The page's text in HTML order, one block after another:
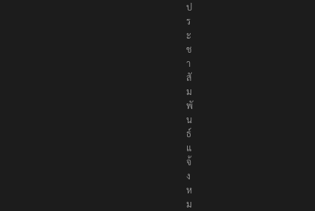
ป
ร
ะ
ช
า
สั
ม
พั
น
ธ์
แ
จ้
ง
ห
ม